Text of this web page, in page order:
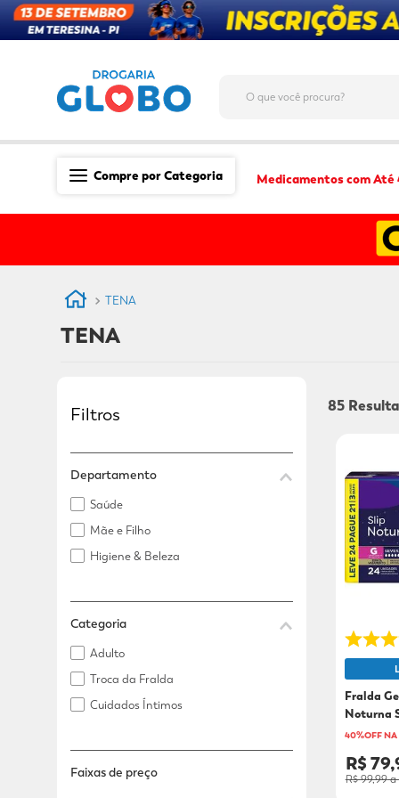
Compre por Categoria
Mãe e Filho
Higiene & Beleza
Adicional
Medicamentos com Até
TENA
TENA
Filtros
Departamento
Saúde
Mãe e Filho
Higiene & Beleza
Categoria
Adulto
Troca da Fralda
Cuidados Íntimos
Faixas de preço
85
Fralda
Noturna
21
40%OFF
R$
R$ 99,99a